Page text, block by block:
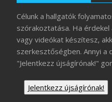
Célunk a hallgatók
szórakoztatása. Ha
vagy videókat készítesz,
szerkesztőségben. Annyi a
"Jelentkezz újságírónak!"
Jelentkezz újságírónak!